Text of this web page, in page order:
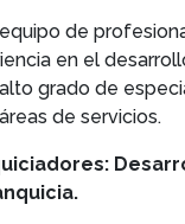
de
en el
grado de
de servicios.